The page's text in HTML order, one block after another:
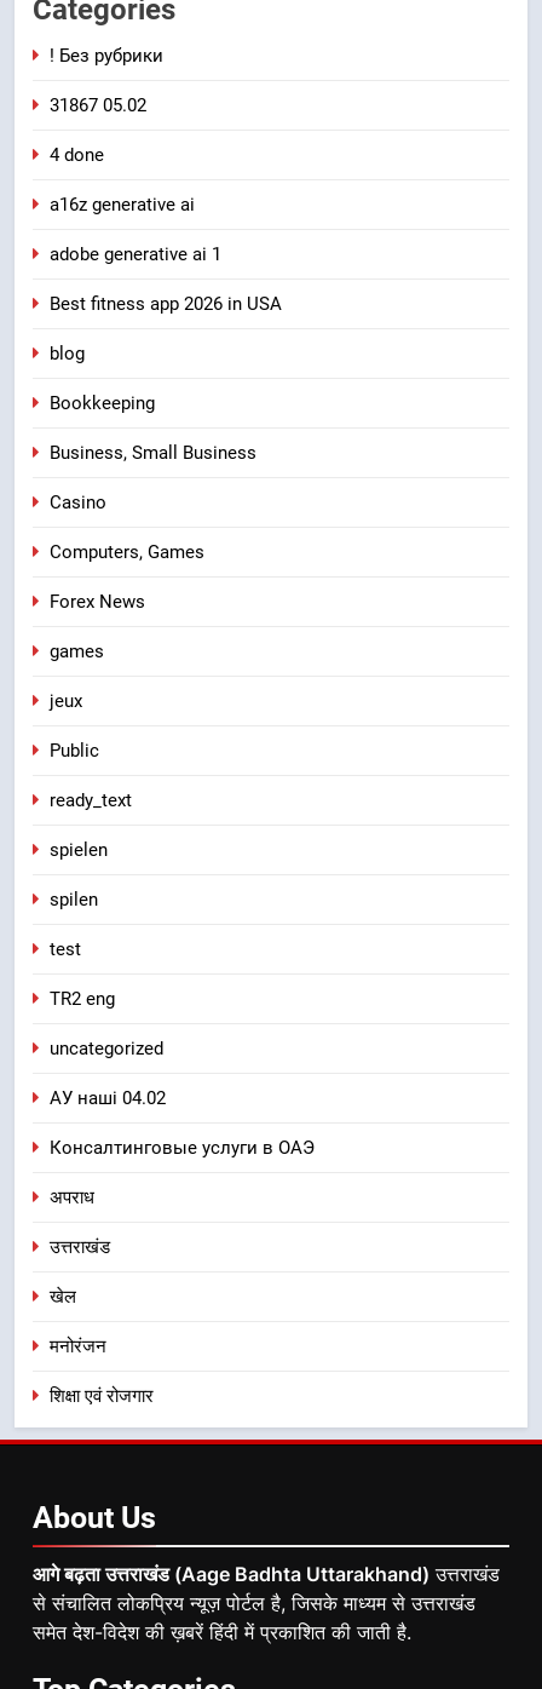
Categories
! Без рубрики
31867 05.02
4 done
a16z generative ai
adobe generative ai 1
Best fitness app 2026 in USA
blog
Bookkeeping
Business, Small Business
Casino
Computers, Games
Forex News
games
jeux
Public
ready_text
spielen
spilen
test
TR2 eng
uncategorized
АУ наші 04.02
Консалтинговые услуги в ОАЭ
अपराध
उत्तराखंड
खेल
मनोरंजन
शिक्षा एवं रोजगार
About Us
आगे बढ़ता उत्तराखंड (Aage Badhta Uttarakhand) उत्तराखंड
से संचालित लोकप्रिय न्यूज़ पोर्टल है, जिसके माध्यम से उत्तराखंड
समेत देश-विदेश की ख़बरें हिंदी में प्रकाशित की जाती है.